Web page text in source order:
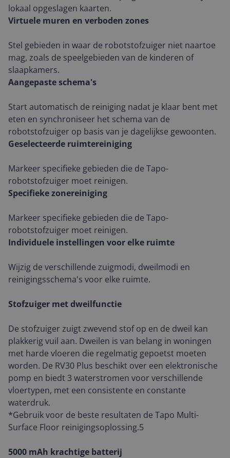
lokaal opgeslagen kaarten.
Virtuele muren en verboden zones
Stel gebieden in waar de robotstofzuiger niet naartoe
mag, zoals de speelgebieden van de kinderen of
slaapkamers.
Aangepaste schema's
Start automatisch de reiniging nadat je klaar bent met
eten en synchroniseer het schema van de
robotstofzuiger op basis van je dagelijkse gewoonten.
Geselecteerde ruimtereiniging
Markeer specifieke gebieden die de Tapo-
robotstofzuiger moet reinigen.
Specifieke zonereiniging
Markeer specifieke gebieden die de Tapo-
robotstofzuiger moet reinigen.
Individuele instellingen voor elke ruimte
Wijzig de verschillende zuigmodi, dweilmodi en
reinigingsschema's voor elke ruimte.
Stofzuiger met dweilfunctie
De stofzuiger zuigt zwevend stof op en de dweil kan
plakkerig vuil aan. Dweilen is van belang in woningen
met harde vloeren die regelmatig gepoetst moeten
worden. De RV30 Plus beschikt over een elektronische
pomp en biedt 3 waterstromen voor verschillende
vloertypen, met een consistente en constante
waterdruk.
*Gebruik voor de beste resultaten de Tapo Multi-
Surface Floor reinigingsoplossing.5
5000 mAh krachtige batterij